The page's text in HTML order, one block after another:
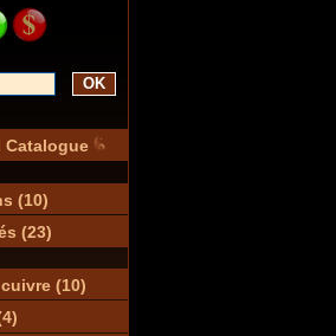
OK
Catalogue
(10)
(23)
(10)